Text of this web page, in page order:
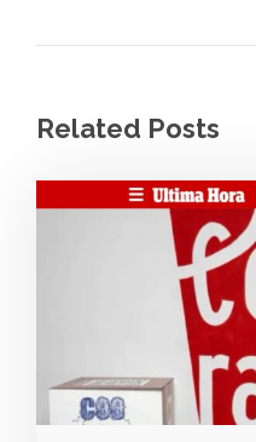
Related Posts